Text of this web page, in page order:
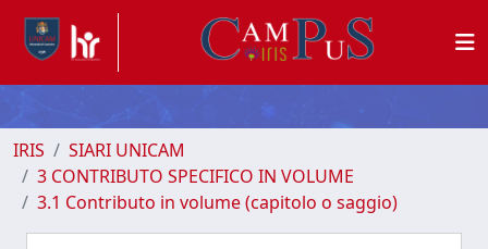
IRIS
SIARI UNICAM
3 CONTRIBUTO SPECIFICO IN VOLUME
3.1 Contributo in volume (capitolo o saggio)